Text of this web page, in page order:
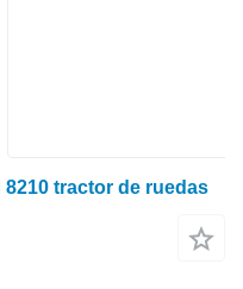
tractor de ruedas